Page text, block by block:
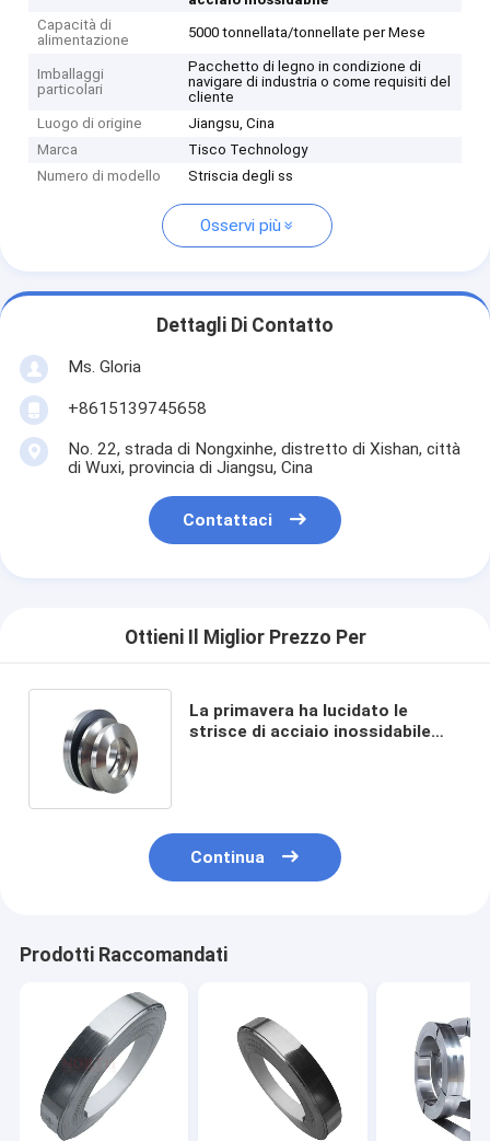
Capacità di
alimentazione
5000 tonnellata/tonnellate per Mese
Imballaggi
particolari
Pacchetto di legno in condizione di
navigare di industria o come requisiti del
cliente
Luogo di origine
Jiangsu, Cina
Marca
Tisco Technology
Numero di modello
Striscia degli ss
Osservi più
Dettagli Di Contatto
Ms. Gloria
+8615139745658
No. 22, strada di Nongxinhe, distretto di Xishan, città
di Wuxi, provincia di Jiangsu, Cina
Contattaci
Ottieni Il Miglior Prezzo Per
La primavera ha lucidato le
strisce di acciaio inossidabile
Continua
Prodotti Raccomandati